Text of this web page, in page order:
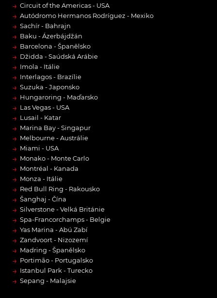
→ Circuit of the Americas - USA
→ Autódromo Hermanos Rodríguez - Mexiko
→ Sachír - Bahrajn
→ Baku - Ázerbájdžán
→ Barcelona - Španělsko
→ Džidda - Saúdská Arábie
→ Imola - Itálie
→ Interlagos - Brazílie
→ Suzuka - Japonsko
→ Hungaroring - Maďarsko
→ Las Vegas - USA
→ Lusail - Katar
→ Marina Bay - Singapur
→ Melbourne - Austrálie
→ Miami - USA
→ Monako - Monte Carlo
→ Montréal - Kanada
→ Monza - Itálie
→ Red Bull Ring - Rakousko
→ Šanghaj - Čína
→ Silverstone - Velká Británie
→ Spa-Francorchamps - Belgie
→ Yas Marina - Abú Zabí
→ Zandvoort - Nizozemí
→ Madring - Španělsko
→ Portimão - Portugalsko
→ Istanbul Park - Turecko
→ Sepang - Malajsie